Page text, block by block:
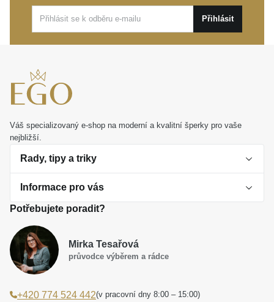
Zapínání na puzetu:Klasické a naprosto
spolehlivé řešení, které vám dopřeje maximální
komfort a pocit bezpečí.
Tyto náušnice se stanou vaším oblíbeným doplňkem
pro běžné pracovní dny i výjimečné události.
Představují také nádherný a osobní dárek, který
zaručeně potěší každou ženu s citem pro čistý design.
Přihlásit
Váš specializovaný e-shop na moderní a kvalitní šperky pro vaše
nejbližší.
Rady, tipy a triky
O perlách
Jak vybrat perlový šperk
Dárková inspirace
Smaltované a korálkové šperky jako trend
Laboratorní diamanty jsou budoucnost
Informace pro vás
Obchodní podmínky
Reklamační řád
Poučení o právu na odstoupení od smlouvy
Potřebujete poradit?
Mirka Tesařová
průvodce výběrem a rádce
+420 774 524 442(v pracovní dny 8:00 – 15:00)